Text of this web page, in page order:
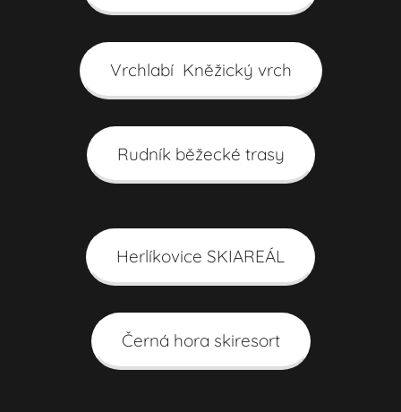
Vrchlabí Kněžický vrch
Rudník běžecké trasy
Herlíkovice SKIAREÁL
Černá hora skiresort